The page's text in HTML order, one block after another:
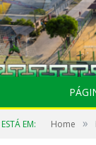
EM: Home »